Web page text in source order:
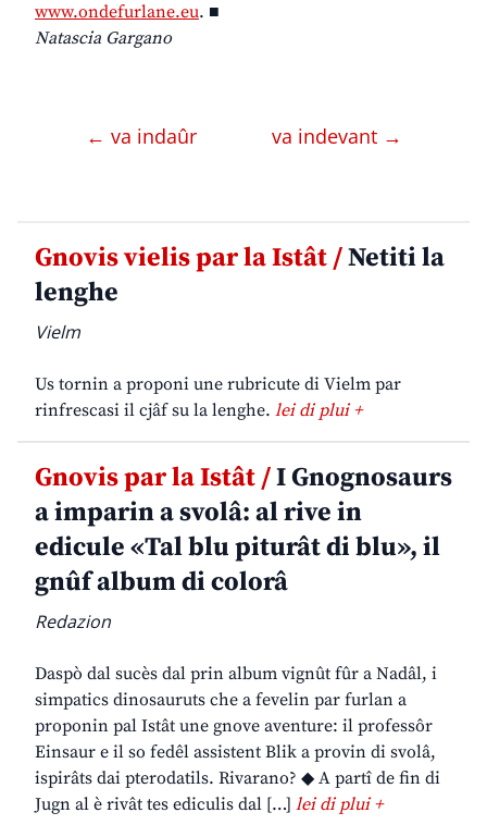
www.ondefurlane.eu. ■
Natascia Gargano
← va indaûr va indevant →
Gnovis vielis par la Istât /Netiti la
lenghe
Vielm
Us tornin a proponi une rubricute di Vielm par
rinfrescasi il cjâf su la lenghe. lei di plui +
Gnovis par la Istât /I Gnognosaurs
a imparin a svolâ: al rive in
edicule «Tal blu piturât di blu», il
gnûf album di colorâ
Redazion
Daspò dal sucès dal prin album vignût fûr a Nadâl, i
simpatics dinosauruts che a fevelin par furlan a
proponin pal Istât une gnove aventure: il professôr
Einsaur e il so fedêl assistent Blik a provin di svolâ,
ispirâts dai pterodatils. Rivarano? ◆ A partî de fin di
Jugn al è rivât tes ediculis dal […] lei di plui +